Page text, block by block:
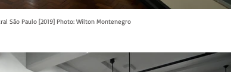
São Paulo [2019] Photo: Wilton Montenegro